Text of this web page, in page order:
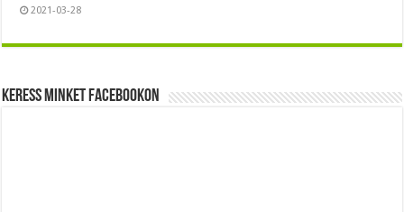
2021-03-28
Keress minket Facebookon